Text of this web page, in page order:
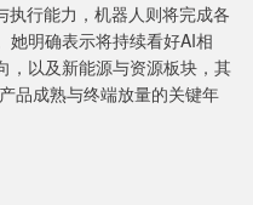
行能力，机器人则将完成各
她明确表示将持续看好AI相
，以及新能源与资源板块，其
品成熟与终端放量的关键年